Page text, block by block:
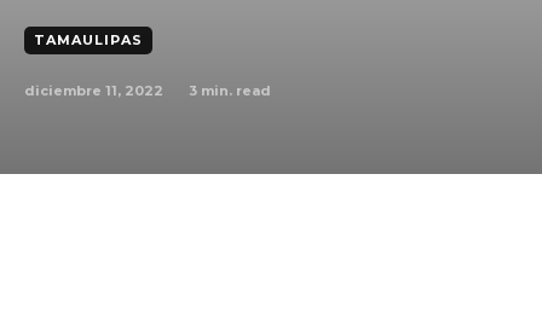
TAMAULIPAS
diciembre 11, 2022 3 min. read